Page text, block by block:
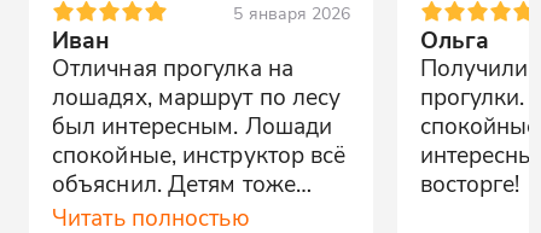
5 января 2026
Иван
Отличная прогулка на
лошадях, маршрут по лесу
был интересным. Лошади
спокойные, инструктор всё
объяснил. Детям тоже
понравилось.
Читать полностью
Ольга
Получили
восторге!